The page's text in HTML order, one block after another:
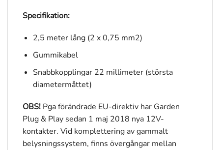
Specifikation:
2,5 meter lång (2 x 0,75 mm2)
Gummikabel
Snabbkopplingar 22 millimeter (största
diametermåttet)
OBS! Pga förändrade EU-direktiv har Garden
Plug & Play sedan 1 maj 2018 nya 12V-
kontakter. Vid komplettering av gammalt
belysningssystem, finns övergångar mellan